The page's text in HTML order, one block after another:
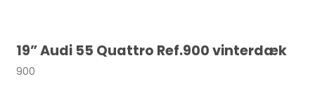
19” Audi 55 Quattro Ref.900 vinterdæk
900